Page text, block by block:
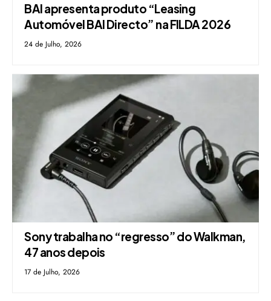
BAI apresenta produto “Leasing
Automóvel BAI Directo” na FILDA 2026
24 de Julho, 2026
Sony trabalha no “regresso” do Walkman,
47 anos depois
17 de Julho, 2026